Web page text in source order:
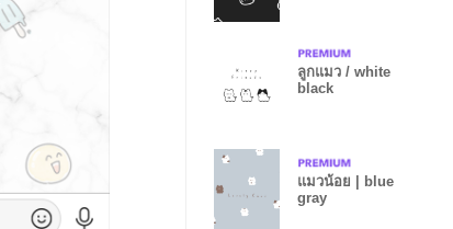
ลูกแมว / white
black
แมวน้อย | blue
gray